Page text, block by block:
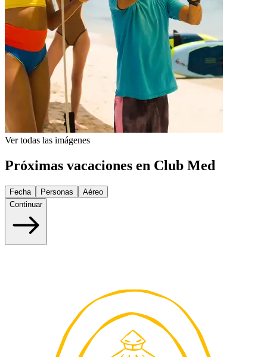
Ver todas las imágenes
Próximas vacaciones en Club Med
Fecha Personas
Aéreo
Continuar